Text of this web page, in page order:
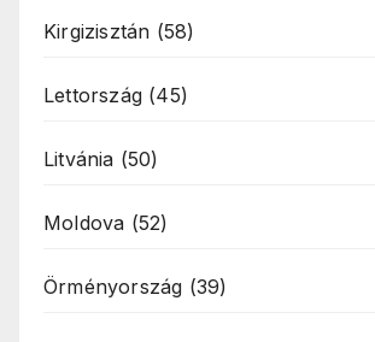
Kirgizisztán (58)
Lettország (45)
Litvánia (50)
Moldova (52)
Örményország (39)